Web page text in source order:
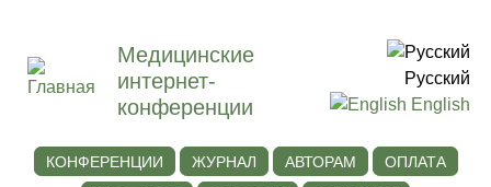
Медицинские
интернет-
конференции
Русский
English
КОНФЕРЕНЦИИ ЖУРНАЛ АВТОРАМ
ОПЛАТА